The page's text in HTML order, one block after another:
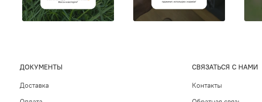
ДОКУМЕНТЫ
Доставка
СВЯЗАТЬСЯ С НАМИ
Контакты